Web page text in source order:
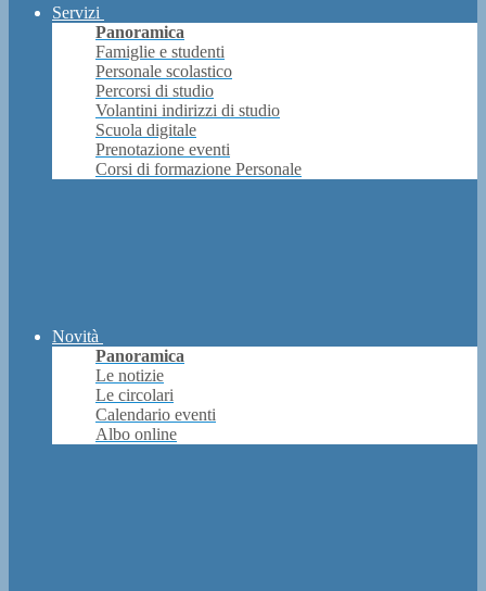
Servizi
Panoramica
Famiglie e studenti
Personale scolastico
Percorsi di studio
Volantini indirizzi di studio
Scuola digitale
Prenotazione eventi
Corsi di formazione Personale
Novità
Panoramica
Le notizie
Le circolari
Calendario eventi
Albo online